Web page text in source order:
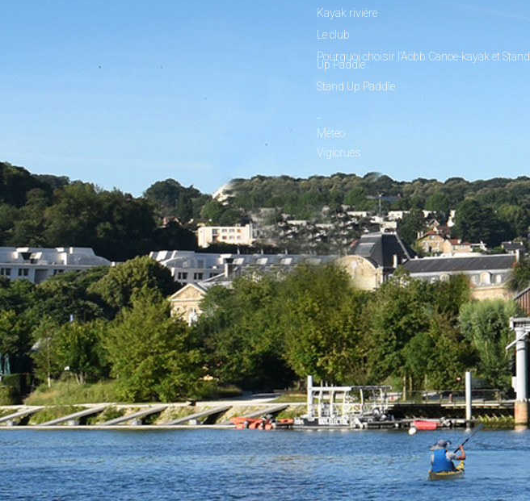
Kayak rivière
Le club
Pourquoi choisir l’Acbb Canoe-kayak et Stand
Up Paddle
Stand Up Paddle
Météo
Vigicrues